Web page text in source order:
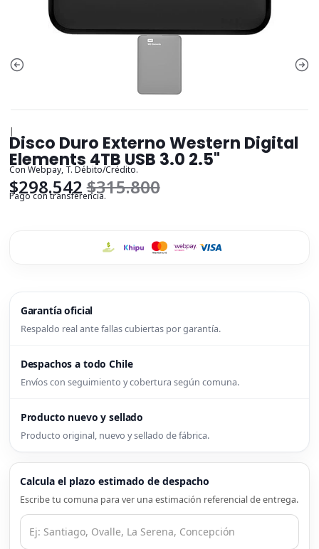
|
Disco Duro Externo Western Digital
Elements 4TB USB 3.0 2.5"
Con Webpay, T. Débito/Crédito.
$298.542$315.800
Pago con transferencia.
Garantía oficial
Respaldo real ante fallas cubiertas por garantía.
Despachos a todo Chile
Envíos con seguimiento y cobertura según comuna.
Producto nuevo y sellado
Producto original, nuevo y sellado de fábrica.
Calcula el plazo estimado de despacho
Escribe tu comuna para ver una estimación referencial de entrega.